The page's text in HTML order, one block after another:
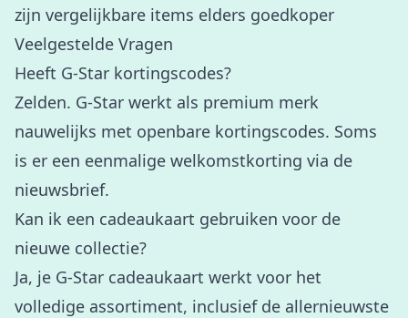
zijn vergelijkbare items elders goedkoper
Veelgestelde Vragen
Heeft G-Star kortingscodes?
Zelden. G-Star werkt als premium merk
nauwelijks met openbare kortingscodes. Soms
is er een eenmalige welkomstkorting via de
nieuwsbrief.
Kan ik een cadeaukaart gebruiken voor de
nieuwe collectie?
Ja, je G-Star cadeaukaart werkt voor het
volledige assortiment, inclusief de allernieuwste